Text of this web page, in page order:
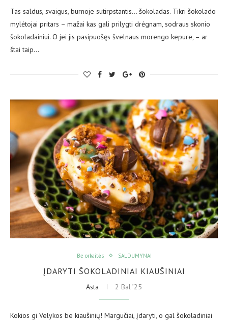
Tas saldus, svaigus, burnoje sutirpstantis… šokoladas. Tikri šokolado
mylėtojai pritars – mažai kas gali prilygti drėgnam, sodraus skonio
šokoladainiui. O jei jis pasipuošęs švelnaus morengo kepure, – ar
štai taip…
Be orkaitės SALDUMYNAI
ĮDARYTI ŠOKOLADINIAI KIAUŠINIAI
Asta 2 Bal ’25
Kokios gi Velykos be kiaušinių! Margučiai, įdaryti, o gal šokoladiniai